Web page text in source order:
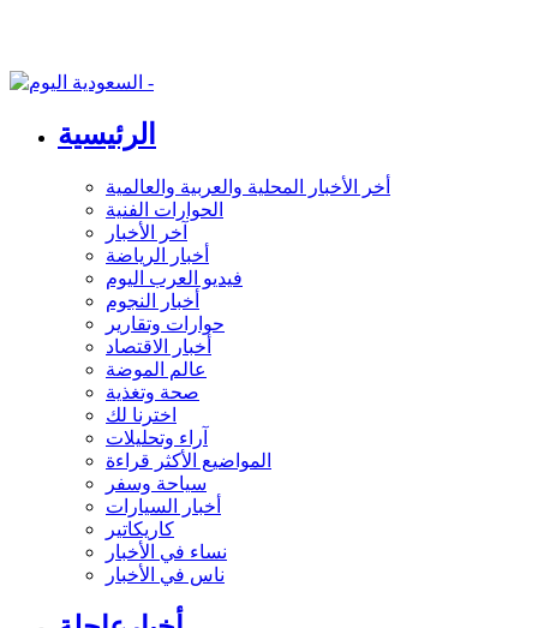
الرئيسية
أخر الأخبار المحلية والعربية والعالمية
الحوارات الفنية
آخر الأخبار
أخبار الرياضة
فيديو العرب اليوم
أخبار النجوم
حوارات وتقارير
أخبار الاقتصاد
عالم الموضة
صحة وتغذية
اخترنا لك
آراء وتحليلات
المواضيع الأكثر قراءة
سياحة وسفر
أخبار السيارات
كاريكاتير
نساء في الأخبار
ناس في الأخبار